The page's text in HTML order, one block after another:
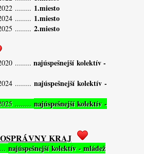
........ 1.miesto
........ 1.miesto
........ 2.miesto
........ najúspešnejší kolektív -
........ najúspešnejší kolektív -
........ najúspešnejší kolektív -
KRAJ
najúspešnejší kolektív - mládež